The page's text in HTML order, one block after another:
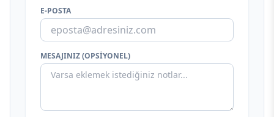
E-POSTA
MESAJINIZ (OPSIYONEL)